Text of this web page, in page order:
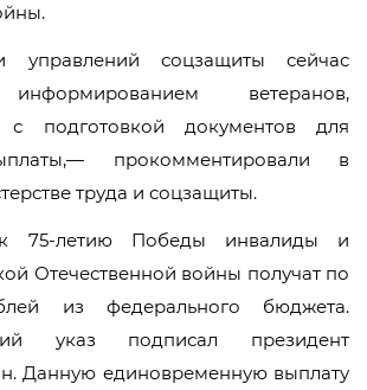
управлений соцзащиты сейчас
ветеранов,
подготовкой документов для
прокомментировали в
труда и соцзащиты.
75-летию Победы инвалиды и
Отечественной войны получат по
из федерального бюджета.
указ подписал президент
Данную единовременную выплату